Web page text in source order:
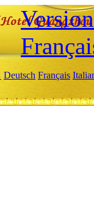
Deutsch Français